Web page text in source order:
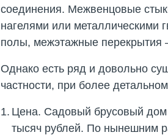
соединения. Межвенцовые
нагелями или металлическими
полы, межэтажные перекрытия
Однако есть ряд и довольно
частности, при более
Цена. Садовый брусовый дом
тысяч рублей. По нынешним